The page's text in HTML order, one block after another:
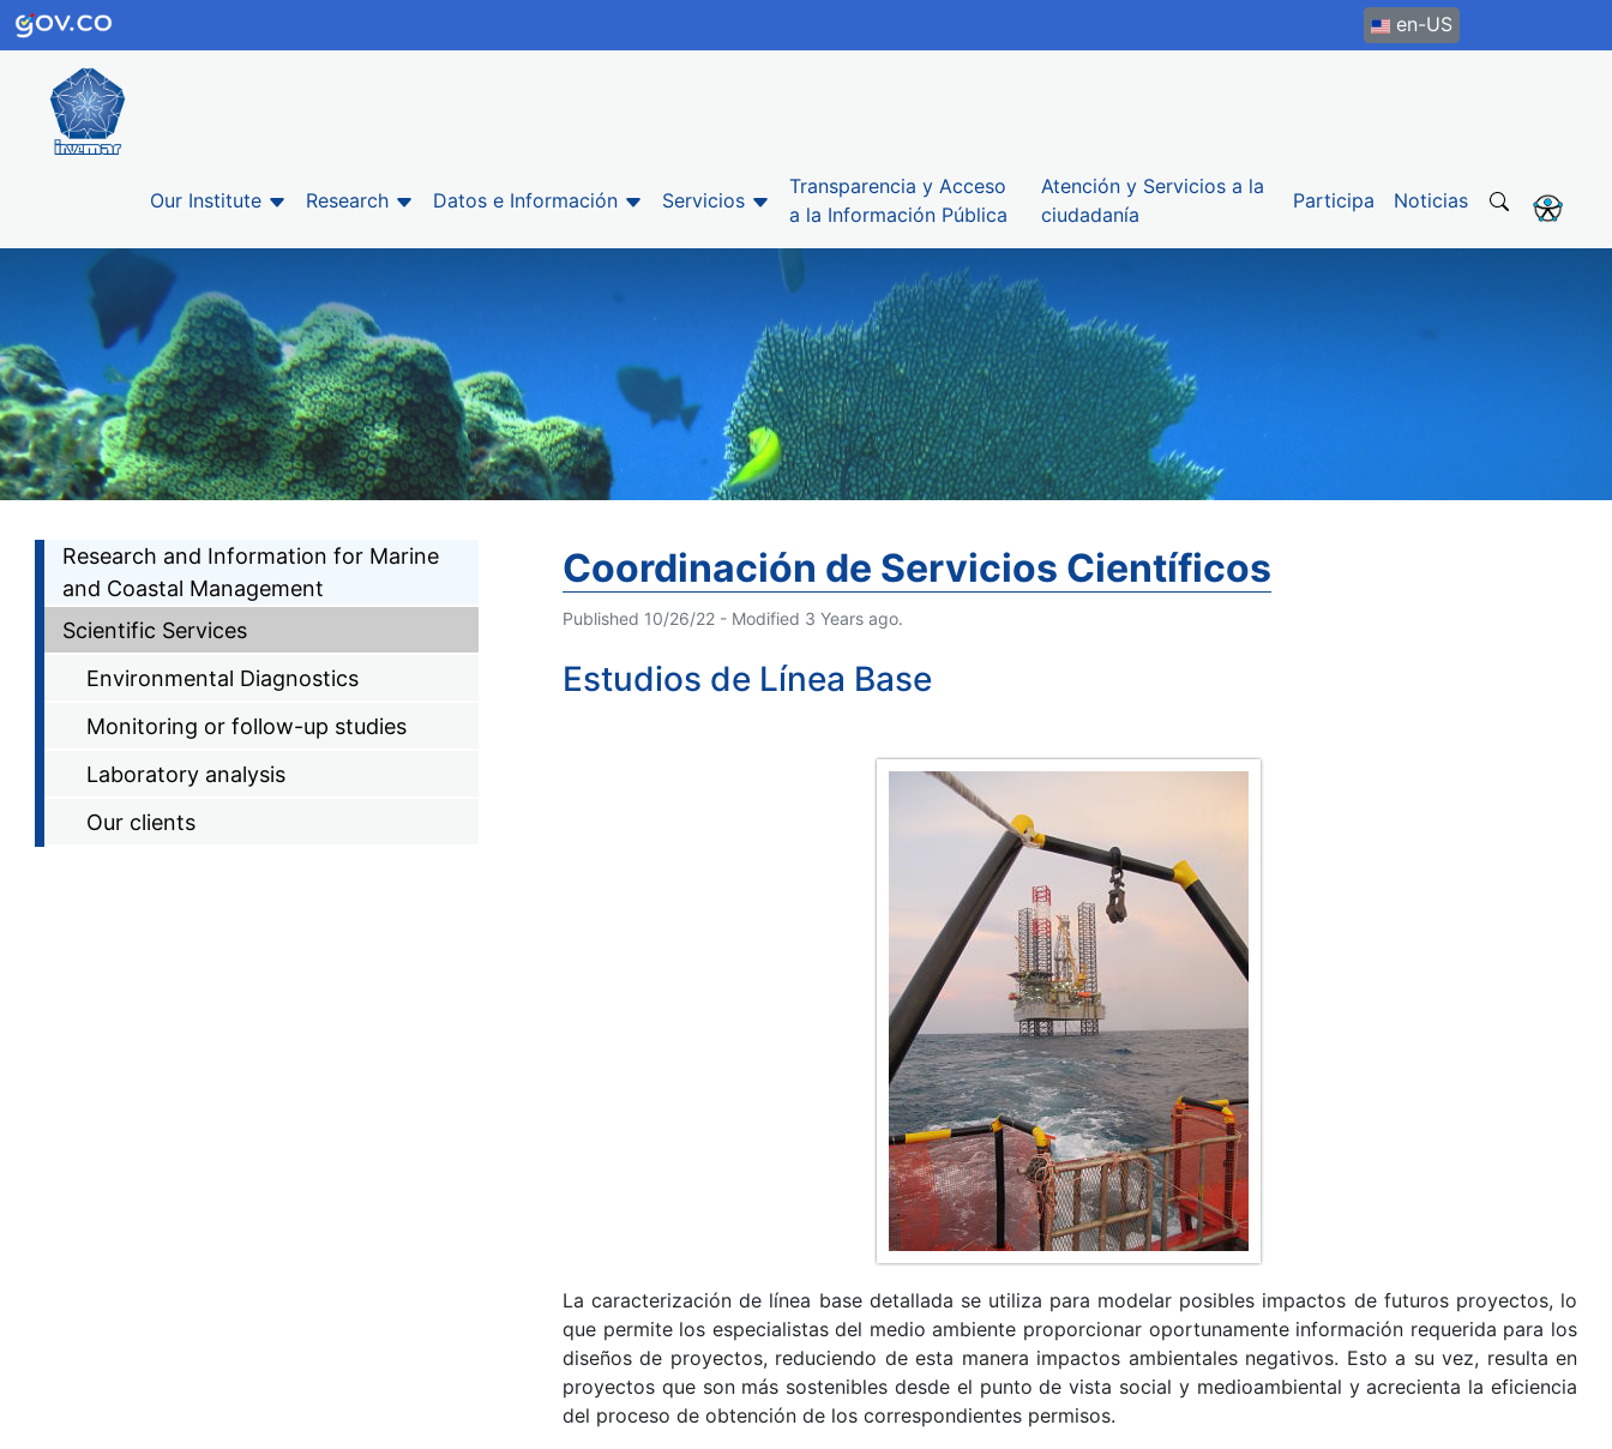
en-US
Our Institute Research Datos e Información Servicios
Transparencia y Acceso
a la Información Pública
Atención y Servicios a la
ciudadanía
Participa Noticias
Research and Information for Marine
and Coastal Management
Scientific Services
Environmental Diagnostics
Monitoring or follow-up studies
Laboratory analysis
Our clients
Coordinación de Servicios Científicos
Published 10/26/22 - Modified 3 Years ago.
Estudios de Línea Base
La caracterización de línea base detallada se utiliza para modelar posibles impactos de futuros proyectos, lo
que permite los especialistas del medio ambiente proporcionar oportunamente información requerida para los
diseños de proyectos, reduciendo de esta manera impactos ambientales negativos. Esto a su vez, resulta en
proyectos que son más sostenibles desde el punto de vista social y medioambiental y acrecienta la eficiencia
del proceso de obtención de los correspondientes permisos.